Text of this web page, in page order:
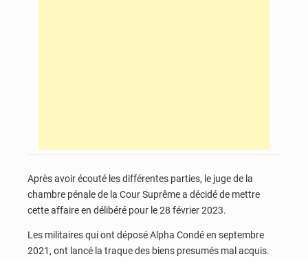
Après avoir écouté les différentes parties, le juge de la
chambre pénale de la Cour Suprême a décidé de mettre
cette affaire en délibéré pour le 28 février 2023.
Les militaires qui ont déposé Alpha Condé en septembre
2021, ont lancé la traque des biens presumés mal acquis.